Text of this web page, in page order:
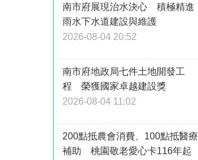
南市府展現治水決心 積極精進
雨水下水道建設與維護
2026-08-04 20:52
南市府地政局七件土地開發工
程 榮獲國家卓越建設獎
2026-08-04 11:02
200點抵農會消費、100點抵醫療
補助 桃園敬老愛心卡116年起